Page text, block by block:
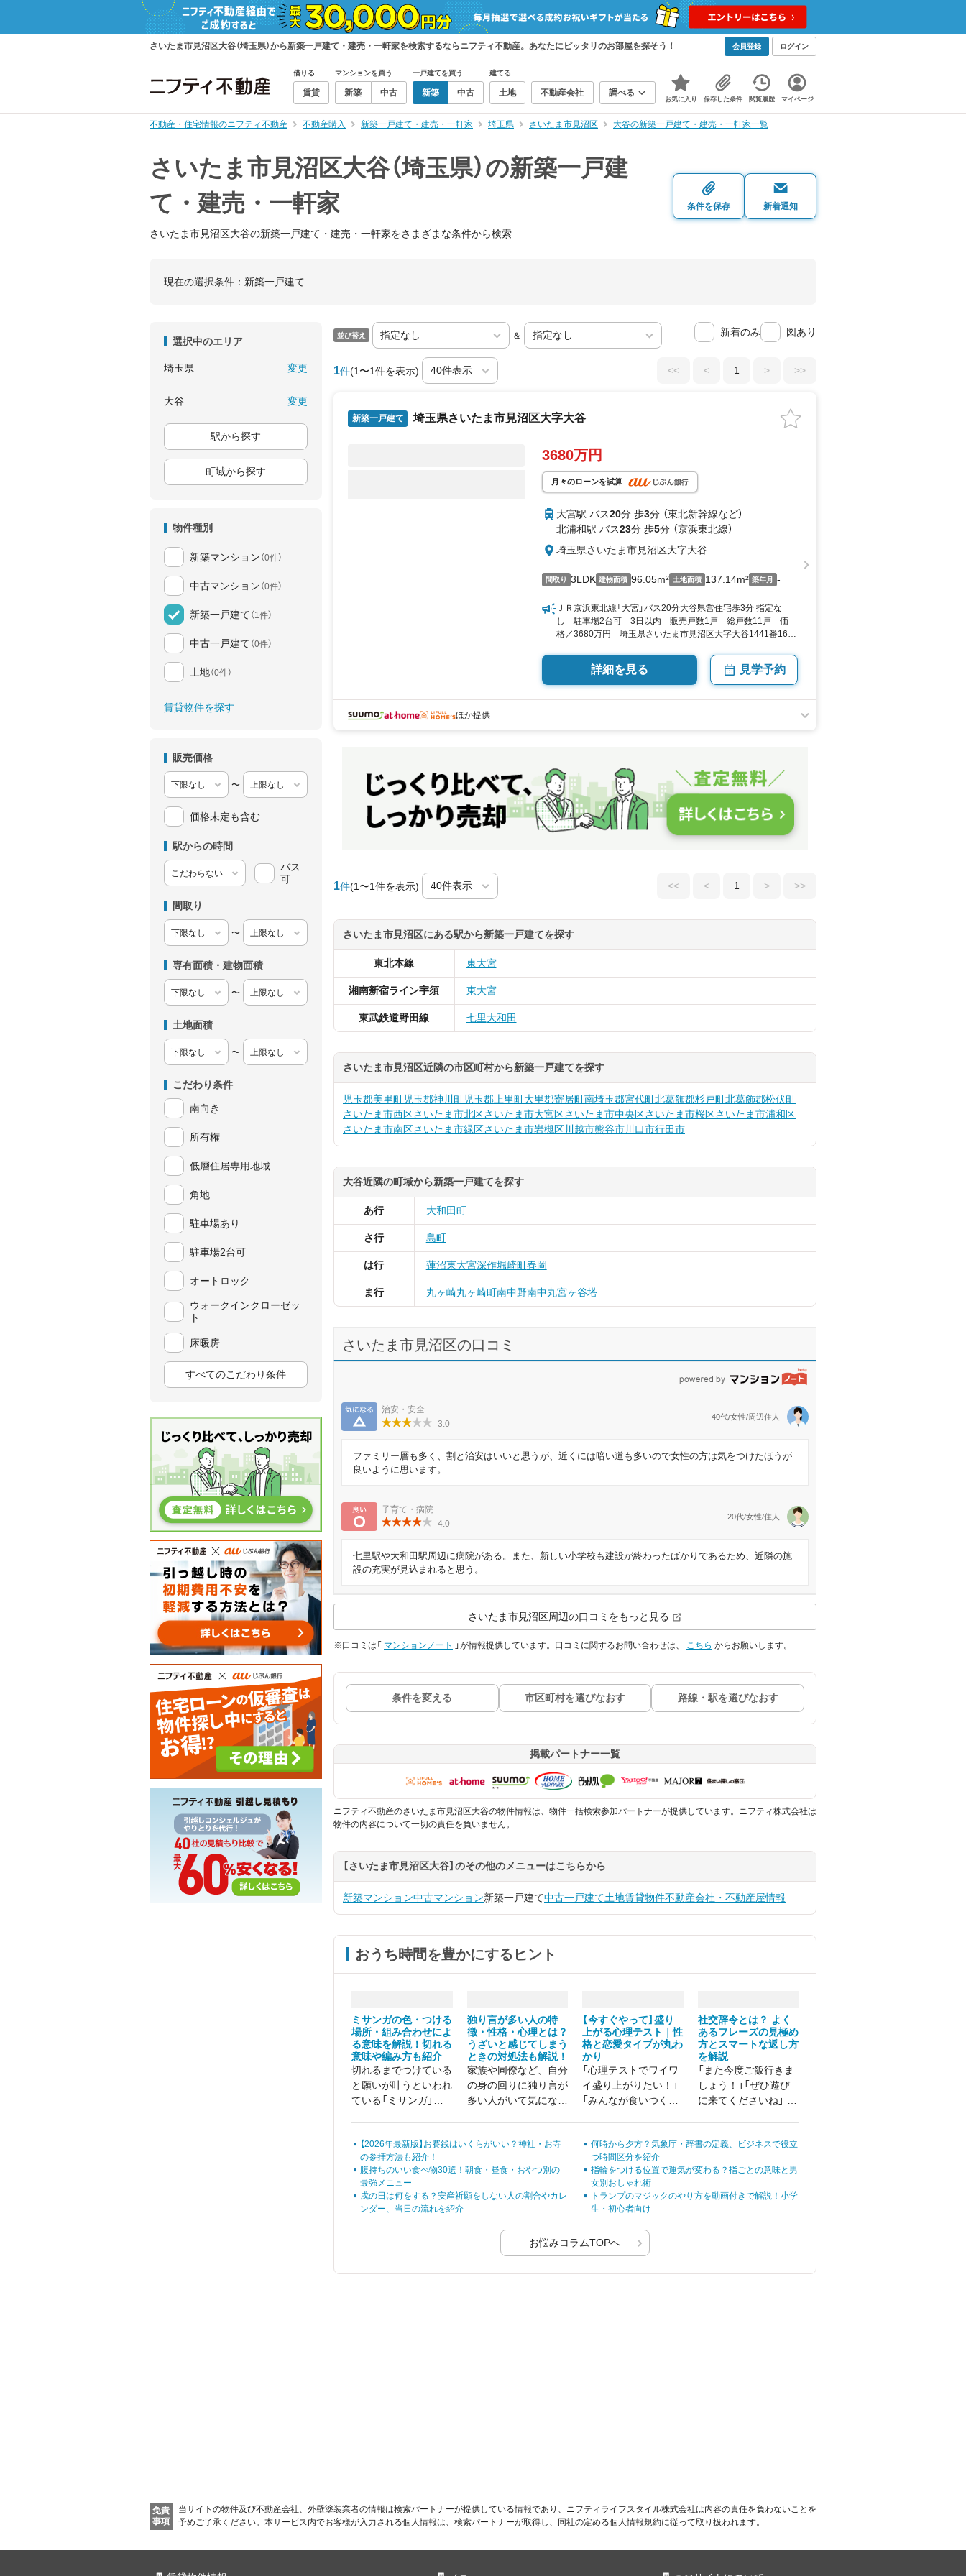
さいたま市見沼区大谷（埼玉県）から新築一戸建て・建売・一軒家を検索するならニフティ不動産。あなたにピッタリのお部屋を探そう！ 会員登録 ログイン
借りる
賃貸
マンションを買う
新築 中古
一戸建てを買う
新築 中古
建てる
土地 不動産会社 調べる
お気に入り 保存した条件 閲覧履歴 マイページ
不動産・住宅情報のニフティ不動産 不動産購入 新築一戸建て・建売・一軒家 埼玉県 さいたま市見沼区 大谷の新築一戸建て・建売・一軒家一覧
さいたま市見沼区大谷（埼玉県）の新築一戸建
て・建売・一軒家
さいたま市見沼区大谷の新築一戸建て・建売・一軒家をさまざまな条件から検索
条件を保存 新着通知
現在の選択条件： 新築一戸建て
選択中のエリア
埼玉県 変更
大谷 変更
駅から探す
町域から探す
物件種別
新築マンション （0件）
中古マンション （0件）
新築一戸建て （1件）
中古一戸建て （0件）
土地（0件）
賃貸物件を探す
販売価格
〜
価格未定も含む
駅からの時間
バス
可
間取り
〜
専有面積・建物面積
〜
土地面積
〜
こだわり条件
南向き
所有権
低層住居専用地域
角地
駐車場あり
駐車場2台可
オートロック
ウォークインクローゼッ
ト
床暖房
すべてのこだわり条件
並び替え ＆ 新着のみ 図あり
1件(1〜1件を表示) << < 1 > >>
新築一戸建て 埼玉県さいたま市見沼区大字大谷
3680万円
月々のローンを試算
大宮駅 バス20分 歩3分 （東北新幹線など）
北浦和駅 バス23分 歩5分 （京浜東北線）
埼玉県さいたま市見沼区大字大谷
間取り 3LDK 建物面積 96.05m² 土地面積 137.14m² 築年月 -
ＪＲ京浜東北線「大宮」バス20分大谷県営住宅歩3分 指定な
し 駐車場2台可 3日以内 販売戸数1戸 総戸数11戸 価
格／3680万円 埼玉県さいたま市見沼区大字大谷1441番16
詳細を見る 見学予約
ほか提供
1件(1〜1件を表示) << < 1 > >>
さいたま市見沼区にある駅から新築一戸建てを探す
東北本線 東大宮
湘南新宿ライン宇須 東大宮
東武鉄道野田線 七里大和田
さいたま市見沼区近隣の市区町村から新築一戸建てを探す
児玉郡美里町児玉郡神川町児玉郡上里町大里郡寄居町南埼玉郡宮代町北葛飾郡杉戸町北葛飾郡松伏町
さいたま市西区さいたま市北区さいたま市大宮区さいたま市中央区さいたま市桜区さいたま市浦和区
さいたま市南区さいたま市緑区さいたま市岩槻区川越市熊谷市川口市行田市
大谷近隣の町域から新築一戸建てを探す
あ行 大和田町
さ行 島町
は行 蓮沼東大宮深作堀崎町春岡
ま行 丸ヶ崎丸ヶ崎町南中野南中丸宮ヶ谷塔
さいたま市見沼区の口コミ
気になる
治安・安全
3.0
40代/女性/周辺住人
ファミリー層も多く、割と治安はいいと思うが、近くには暗い道も多いので女性の方は気をつけたほうが
良いように思います。
良い
子育て・病院
4.0
20代/女性/住人
七里駅や大和田駅周辺に病院がある。また、新しい小学校も建設が終わったばかりであるため、近隣の施
設の充実が見込まれると思う。
さいたま市見沼区周辺の口コミをもっと見る
※口コミは「 マンションノート 」が情報提供しています。口コミに関するお問い合わせは、 こちら からお願いします。
条件を変える 市区町村を選びなおす 路線・駅を選びなおす
掲載パートナー一覧
ニフティ不動産のさいたま市見沼区大谷の物件情報は、物件一括検索参加パートナーが提供しています。ニフティ株式会社は
物件の内容について一切の責任を負いません。
【さいたま市見沼区大谷】のその他のメニューはこちらから
新築マンション中古マンション新築一戸建て中古一戸建て土地賃貸物件不動産会社・不動産屋情報
おうち時間を豊かにするヒント
ミサンガの色・つける
場所・組み合わせによ
る意味を解説！切れる
意味や編み方も紹介
切れるまでつけている
と願いが叶うといわれ
ている「ミサンガ」。
も多いでしょう。
独り言が多い人の特
徴・性格・心理とは？
うざいと感じてしまう
ときの対処法も解説！
家族や同僚など、自分
の身の回りに独り言が
多い人がいて気になっ
独り言が多くなってし
いるでしょう。
【今すぐやって】盛り
上がる心理テスト｜性
格と恋愛タイプが丸わ
かり
「心理テストでワイワ
イ盛り上がりたい！」
「みんなが食いつく面
社交辞令とは？ よく
あるフレーズの見極め
方とスマートな返し方
を解説
「また今度ご飯行きま
しょう！」「ぜひ遊び
に来てくださいね」 そ
起こらなかったという
方も多いのではないで
しょうか。
【2026年最新版】お賽銭はいくらがいい？神社・お寺
の参拝方法も紹介！
何時から夕方？気象庁・辞書の定義、ビジネスで役立
つ時間区分を紹介
腹持ちのいい食べ物30選！朝食・昼食・おやつ別の
最強メニュー
指輪をつける位置で運気が変わる？指ごとの意味と男
女別おしゃれ術
戌の日は何をする？安産祈願をしない人の割合やカレ
ンダー、当日の流れを紹介
トランプのマジックのやり方を動画付きで解説！小学
生・初心者向け
お悩みコラムTOPへ
免責
事項
当サイトの物件及び不動産会社、外壁塗装業者の情報は検索パートナーが提供している情報であり、ニフティライフスタイル株式会社は内容の責任を負わないことを
予めご了承ください。 本サービス内でお客様が入力される個人情報は、検索パートナーが取得し、同社の定める個人情報規約に従って取り扱われます。